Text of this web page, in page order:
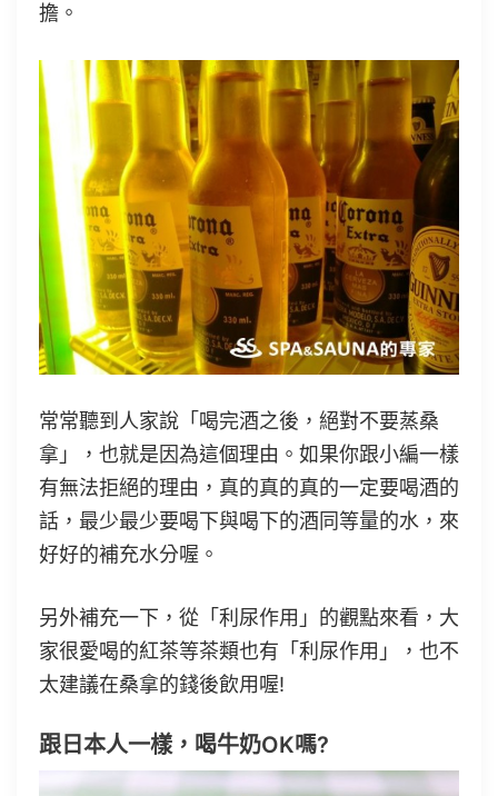
擔。
常常聽到人家說「喝完酒之後，絕對不要蒸桑
拿」，也就是因為這個理由。如果你跟小編一樣
有無法拒絕的理由，真的真的真的一定要喝酒的
話，最少最少要喝下與喝下的酒同等量的水，來
好好的補充水分喔。
另外補充一下，從「利尿作用」的觀點來看，大
家很愛喝的紅茶等茶類也有「利尿作用」，也不
太建議在桑拿的錢後飲用喔!
跟日本人一樣，喝牛奶OK嗎?